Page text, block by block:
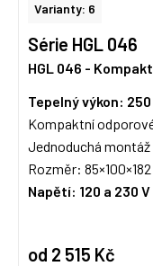
Varianty: 6
Série HGL 046
HGL 046 -
Tepelný výkon:
Kompaktní
Jednoduchá montáž
Rozměr:
Napětí: 120 a 230
od 2 515 Kč